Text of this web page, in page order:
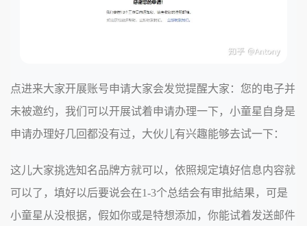
点进来大家开展账号申请大家会发觉提醒大家：您的电子并
未被邀约，我们可以开展试着申请办理一下，小童星自身是
申请办理好几回都没有过，大伙儿有兴趣能够去试一下：
这儿大家挑选知名品牌方就可以，依照规定填好信息内容就
可以了，填好以后要说会在1-3个总结会有审批結果，可是
小童星从没根据，假如你或是特想添加，你能试着发送邮件